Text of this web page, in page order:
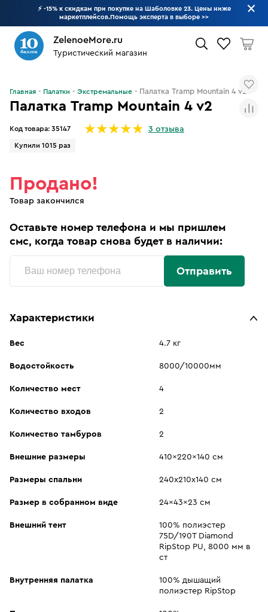
⚡ -15% к скидкам при покупке на Шаболовке 23. Цены ниже
маркетплейсов.Помощь эксперта в выборе >>
ZelenoeMore.ru
Туристический магазин
Палатка Tramp Mountain 4 v2
Код товара: 35147 3 отзыва
Купили 1015 раз
Главная Палатки Экстремальные Палатка Tramp Mountain 4 v2
Продано!
Товар закончился
Оставьте номер телефона и мы пришлем
смс, когда товар снова будет в наличии:
Отправить
Характеристики
Вес 4.7 кг
Водостойкость 8000/10000мм
Количество мест 4
Количество входов 2
Количество тамбуров 2
Внешние размеры 410x220x140 см
Размеры спальни 240х210х140 см
Размер в собранном виде 24x43x23 см
Внешний тент
100% полиэстер
75D/190T Diamond
RipStop PU, 8000 мм в
ст
Внутренняя палатка
100% дышащий
полиэстер RipStop